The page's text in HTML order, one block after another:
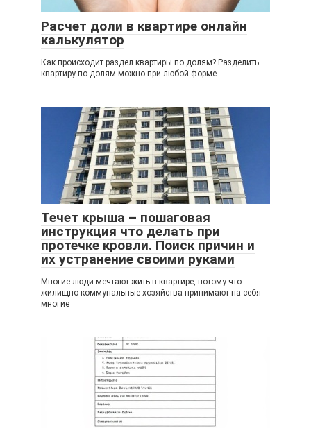
Расчет доли в квартире онлайн
калькулятор
Как происходит раздел квартиры по долям? Разделить
квартиру по долям можно при любой форме
Течет крыша – пошаговая
инструкция что делать при
протечке кровли. Поиск причин и
их устранение своими руками
Многие люди мечтают жить в квартире, потому что
жилищно-коммунальные хозяйства принимают на себя
многие